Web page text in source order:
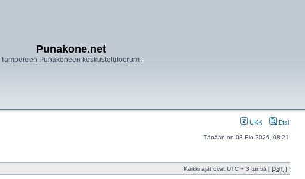
Punakone.net
Tampereen Punakoneen keskustelufoorumi
UKK Etsi
Tänään on 08 Elo 2026, 08:21
Kaikki ajat ovat UTC + 3 tuntia [ DST ]